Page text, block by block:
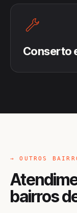
Conserto
→ OUTROS
bairros